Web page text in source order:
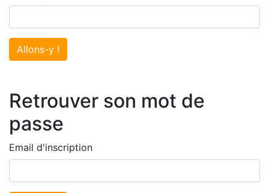
Allons-y !
Retrouver son mot de
passe
Email d'inscription